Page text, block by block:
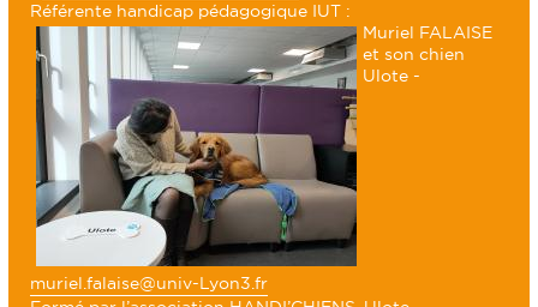
Référente handicap pédagogique IUT :
Muriel FALAISE
et son chien
Ulote -
muriel.falaise@univ-Lyon3.fr